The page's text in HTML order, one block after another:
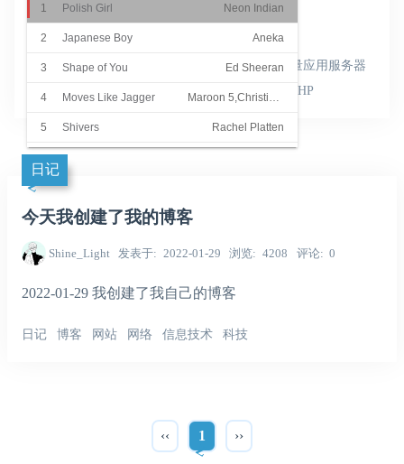
教你如何0基础创建自己的博客
教程 博客 网站 服务器
轻量应用服务器
阿里云
腾讯云 学习 信息技术 网络 PHP
日记
今天我创建了我的博客
Shine_Light 发表于 2022-01-29 浏览 4208 评论 0
2022-01-29 我创建了我自己的博客
日记 博客 网站 网络 信息技术 科技
‹‹ 1 ››
1 Polish Girl Neon Indian
2 Japanese Boy Aneka
3 Shape of You Ed Sheeran
4 Moves Like Jagger Maroon 5,Christina Aguilera
5 Shivers Rachel Platten
6 She
7 Superstar
8 Summer Hits
9 Summer Cozy Rock Orange Ocean
12 I Want To Break Free
郑德超
南征北战NZBZ